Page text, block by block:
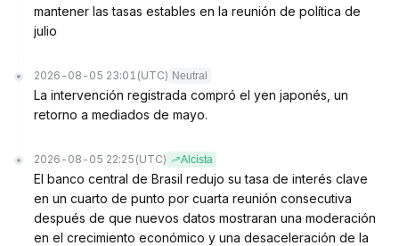
mantener las tasas estables en la reunión de política de
julio
2026-08-05 23:01 (UTC) Neutral
La intervención registrada compró el yen japonés, un
retorno a mediados de mayo.
2026-08-05 22:25 (UTC) Alcista
El banco central de Brasil redujo su tasa de interés clave
en un cuarto de punto por cuarta reunión consecutiva
después de que nuevos datos mostraran una moderación
en el crecimiento económico y una desaceleración de la